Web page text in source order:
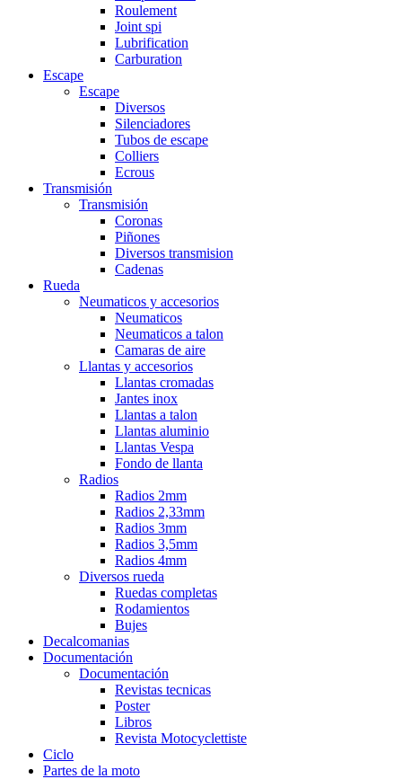
Roulement
Joint spi
Lubrification
Carburation
Escape
Escape
Diversos
Silenciadores
Tubos de escape
Colliers
Ecrous
Transmisión
Transmisión
Coronas
Piñones
Diversos transmision
Cadenas
Rueda
Neumaticos y accesorios
Neumaticos
Neumaticos a talon
Camaras de aire
Llantas y accesorios
Llantas cromadas
Jantes inox
Llantas a talon
Llantas aluminio
Llantas Vespa
Fondo de llanta
Radios
Radios 2mm
Radios 2,33mm
Radios 3mm
Radios 3,5mm
Radios 4mm
Diversos rueda
Ruedas completas
Rodamientos
Bujes
Decalcomanias
Documentación
Documentación
Revistas tecnicas
Poster
Libros
Revista Motocyclettiste
Ciclo
Partes de la moto